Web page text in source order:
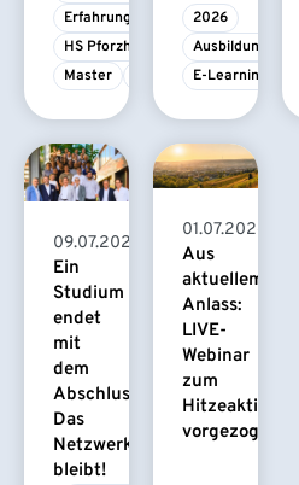
Erfahrungsbericht
HS Pforzheim
Master
2026
Ausbildung
E-Learning
09.07.2026
Ein
Studium
endet
mit
dem
Abschluss.
Das
Netzwerk
bleibt!
01.07.2026
Aus
aktuellem
Anlass:
LIVE-
Webinar
zum
vorgezogen